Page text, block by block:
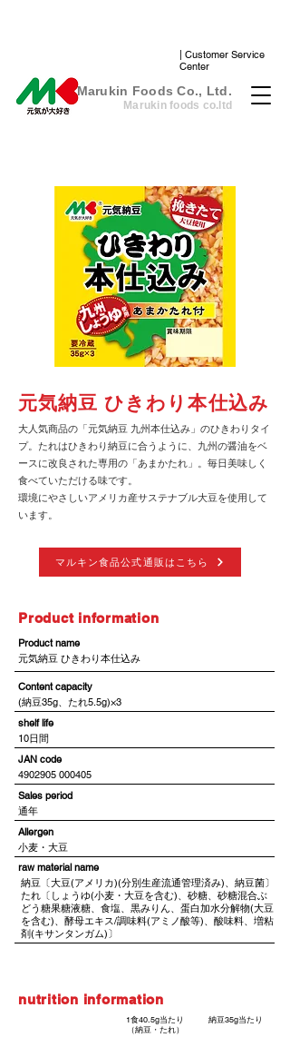
| Customer Service
Center
​Marukin Foods Co., Ltd.
Marukin foods co.ltd
元気納豆 ひきわり本仕込み
大人気商品の「元気納豆 九州本仕込み」のひきわりタイ
プ。たれはひきわり納豆に合うように、九州の醤油をベ
ースに改良された専用の「あまかたれ」。毎日美味しく
食べていただける味です。
環境にやさしいアメリカ産サステナブル大豆を使用して
います。
マルキン食品公式通販はこちら
​Product information
​Product name
元気納豆 ひきわり本仕込み
​Content capacity
(納豆35g、たれ5.5g)×3
shelf life
10日間
JAN code
4902905 000405
​Sales period
通年
Allergen
小麦・大豆
​raw material name
納豆〔大豆(アメリカ)(分別生産流通管理済み)、納豆菌〕
たれ〔しょうゆ(小麦・大豆を含む)、砂糖、砂糖混合ぶ
どう糖果糖液糖、食塩、黒みりん、蛋白加水分解物(大豆
を含む)、酵母エキス/調味料(アミノ酸等)、酸味料、増粘
剤(キサンタンガム)〕
nutrition information
1食40.5g当たり
（納豆・たれ）
納豆35g当たり